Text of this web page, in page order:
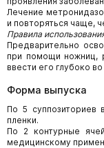
Лечение
и повторяться чаще,
Правила
Предварительно
при помощи ножниц,
ввести его глубоко
Форма выпуска
По 5 суппозиториев
пленки.
По 2 контурные
медицинскому